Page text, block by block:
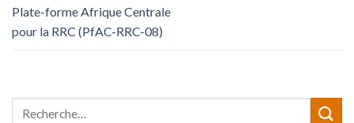
Plate-forme Afrique Centrale
pour la RRC (PfAC-RRC-08)